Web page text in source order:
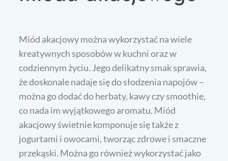
Miód akacjowy można wykorzystać na wiele
kreatywnych sposobów w kuchni oraz w
codziennym życiu. Jego delikatny smak sprawia,
że doskonale nadaje się do słodzenia napojów –
można go dodać do herbaty, kawy czy smoothie,
co nada im wyjątkowego aromatu. Miód
akacjowy świetnie komponuje się także z
jogurtami i owocami, tworząc zdrowe i smaczne
przekąski. Można go również wykorzystać jako